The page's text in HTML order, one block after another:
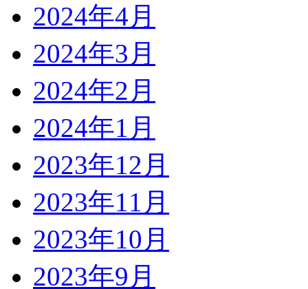
2024年4月
2024年3月
2024年2月
2024年1月
2023年12月
2023年11月
2023年10月
2023年9月